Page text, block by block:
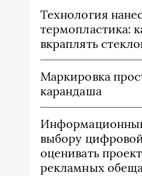
Технология
термопластика:
вкраплять
Маркировка
карандаша
выбору
оценивать
рекламных